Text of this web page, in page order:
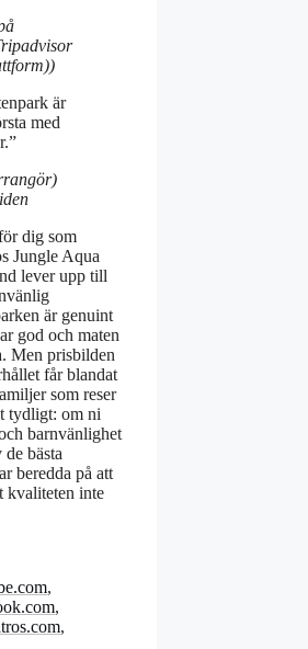
är
med
dig som
Jungle Aqua
lever upp till
är genuint
god och maten
Men prisbilden
får blandat
som reser
tydligt: om ni
barnvänlighet
bästa
beredda på att
kvaliteten inte
,
,
,